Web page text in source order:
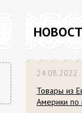
24.08.2022
Товары из
Америки по